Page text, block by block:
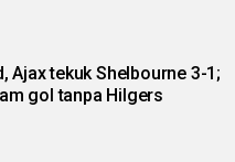
Ajax tekuk Shelbourne 3-1;
gol tanpa Hilgers